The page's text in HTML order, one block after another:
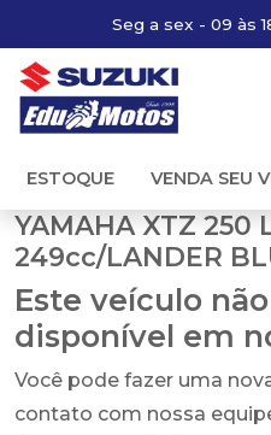
Seg a sex - 09 às
ESTOQUE VENDA SEU
YAMAHA XTZ 250
249cc/LANDER
Este veículo
disponível em
Você pode fazer uma
contato com nossa